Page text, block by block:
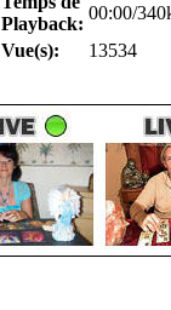
Playback:
00:00/
Vue(s):
13534